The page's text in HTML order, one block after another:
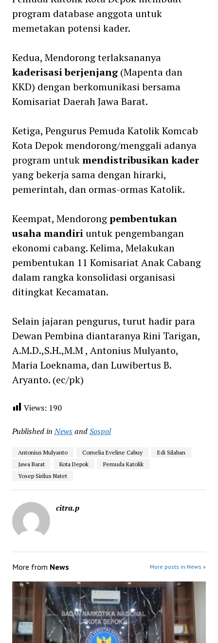
program database anggota untuk
memetakan potensi kader.
Kedua, Mendorong terlaksananya
kaderisasi berjenjang(Mapenta dan
KKD) dengan berkomunikasi bersama
Komisariat Daerah Jawa Barat.
Ketiga, Pengurus Pemuda Katolik Komcab
Kota Depok mendorong/menggali adanya
program untukmendistribusikan kader
yang bekerja sama dengan hirarki,
pemerintah, dan ormas-ormas Katolik.
Keempat, Mendorongpembentukan
usaha mandiriuntuk pengembangan
ekonomi cabang. Kelima, Melakukan
pembentukan 11 Komisariat Anak Cabang
dalam rangka konsolidasi organisasi
ditingkat Kecamatan.
Selain jajaran pengurus, turut hadir para
Dewan Pembina diantaranya Rini Tarigan,
A.M.D.,S.H.,M.M , Antonius Mulyanto,
Maria Loeknama, dan Luwibertus B.
Aryanto. (ec/pk)
Views: 190
Published in NewsandSospol
Antonius Mulyanto Cornelia Eveline Cabuy
Edi Silaban
Jawa Barat
Kota Depok
Pemuda Katolik
Yosep Sirilus Natet
citra.p
More from News More posts in News »